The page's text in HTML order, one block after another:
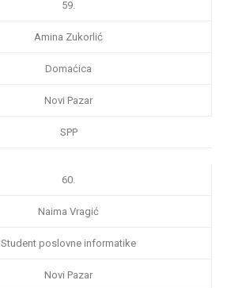
59.
Amina Zukorlić
Domaćica
Novi Pazar
SPP
60.
Naima Vragić
Student poslovne informatike
Novi Pazar